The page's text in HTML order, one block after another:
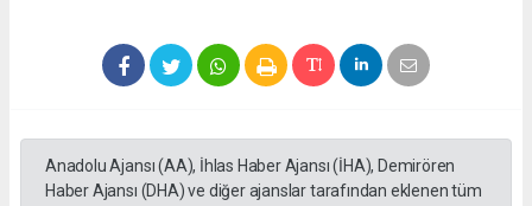
Anadolu Ajansı (AA), İhlas Haber Ajansı (İHA), Demirören
Haber Ajansı (DHA) ve diğer ajanslar tarafından eklenen tüm